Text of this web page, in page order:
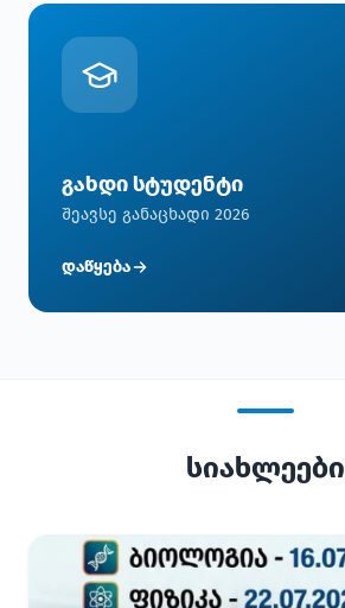
გახდი სტუდენტი
შეავსე განაცხადი 2026
დაწყება
სიახლეები